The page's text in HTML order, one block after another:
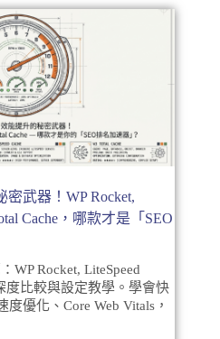
密武器！WP Rocket,
Cache，哪款才是「SEO
WP Rocket, LiteSpeed
度比較與設定教學。學會快
優化、Core Web Vitals，